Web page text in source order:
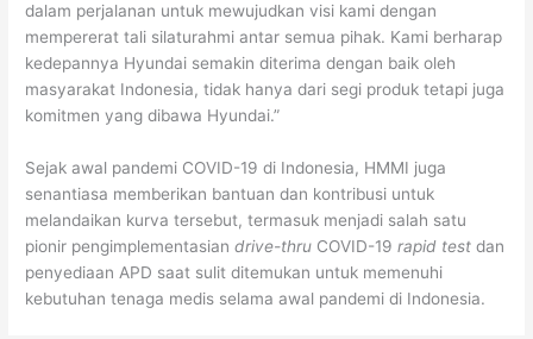
dalam perjalanan untuk mewujudkan visi kami dengan
mempererat tali silaturahmi antar semua pihak. Kami berharap
kedepannya Hyundai semakin diterima dengan baik oleh
masyarakat Indonesia, tidak hanya dari segi produk tetapi juga
komitmen yang dibawa Hyundai.”
Sejak awal pandemi COVID-19 di Indonesia, HMMI juga
senantiasa memberikan bantuan dan kontribusi untuk
melandaikan kurva tersebut, termasuk menjadi salah satu
pionir pengimplementasiandrive-thru COVID-19rapid test dan
penyediaan APD saat sulit ditemukan untuk memenuhi
kebutuhan tenaga medis selama awal pandemi di Indonesia.